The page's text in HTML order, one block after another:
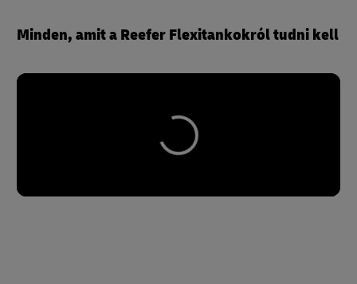
Minden, amit a Reefer Flexitankokról tudni kell